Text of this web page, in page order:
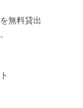
無料貸出